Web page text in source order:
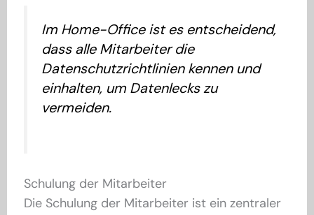
Im Home-Office ist es entscheidend,
dass alle Mitarbeiter die
Datenschutzrichtlinien kennen und
einhalten, um Datenlecks zu
vermeiden.
Schulung der Mitarbeiter
Die Schulung der Mitarbeiter ist ein zentraler